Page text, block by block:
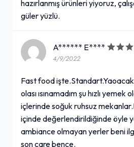
hazırlanmış ürünleri yiyoruz,
güler yüzlü.
A****** E****
4/9/2022
Fast food
olası ısınamadım şu hızlı
içlerinde soğuk ruhsuz
içinde değerlendirildiğinde öyle
ambiance olmayan yerler beni
son çare bence.